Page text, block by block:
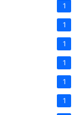
1
1
1
1
1
1